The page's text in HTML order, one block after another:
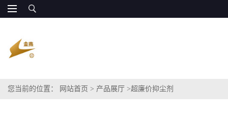
您当前的位置： 网站首页 > 产品展厅 >超廉价抑尘剂